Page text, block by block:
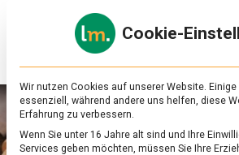
&
Cookie-
Wir nutzen Cookies auf unserer Website. Einige
essenziell, während andere uns helfen, diese
Erfahrung zu verbessern.
Wenn Sie unter 16 Jahre alt sind und Ihre
Services geben möchten, müssen Sie Ihre